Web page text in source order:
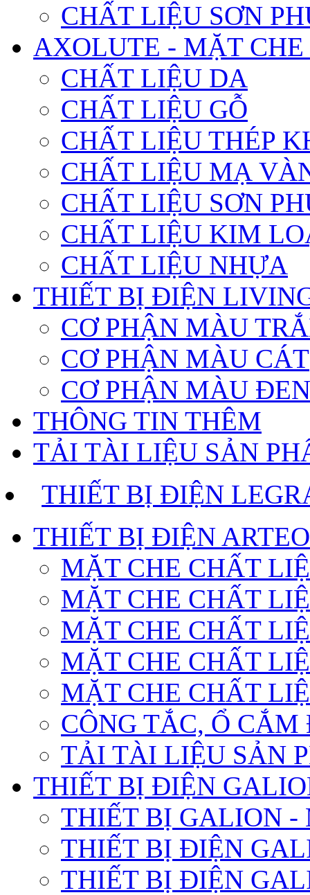
CHẤT LIỆU SƠN
AXOLUTE - MẶT
CHẤT LIỆU DA
CHẤT LIỆU GỖ
CHẤT LIỆU THÉP
CHẤT LIỆU MẠ
CHẤT LIỆU SƠN
CHẤT LIỆU KIM
CHẤT LIỆU NHỰA
THIẾT BỊ ĐIỆN
CƠ PHẬN MÀU
CƠ PHẬN MÀU CÁT
CƠ PHẬN MÀU ĐEN
THÔNG TIN THÊM
TẢI TÀI LIỆU SẢN
THIẾT BỊ ĐIỆN
THIẾT BỊ ĐIỆN
MẶT CHE CHẤT
MẶT CHE CHẤT
MẶT CHE CHẤT
MẶT CHE CHẤT
MẶT CHE CHẤT
CÔNG TẮC, Ổ
TẢI TÀI LIỆU SẢN
THIẾT BỊ ĐIỆN
THIẾT BỊ GALION -
THIẾT BỊ ĐIỆN
THIẾT BỊ ĐIỆN